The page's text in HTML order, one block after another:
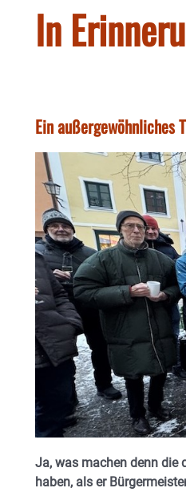
In
Ein außergewöhnliches
Ja, was machen denn die
haben, als er